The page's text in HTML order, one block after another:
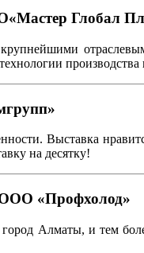
Глобал
производства
Выставка
на десятку!
ООО «Профхолод»
Алматы, и тем